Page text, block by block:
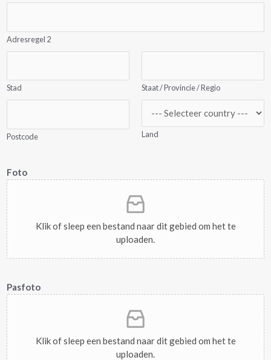
Adresregel 2
Stad Staat / Provincie / Regio
Postcode Land
Foto
Klik of sleep een bestand naar dit gebied om het te
uploaden.
Pasfoto
Klik of sleep een bestand naar dit gebied om het te
uploaden.